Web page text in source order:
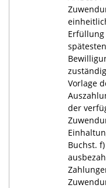
Erfüllung
Vorlage
der
Buchst.